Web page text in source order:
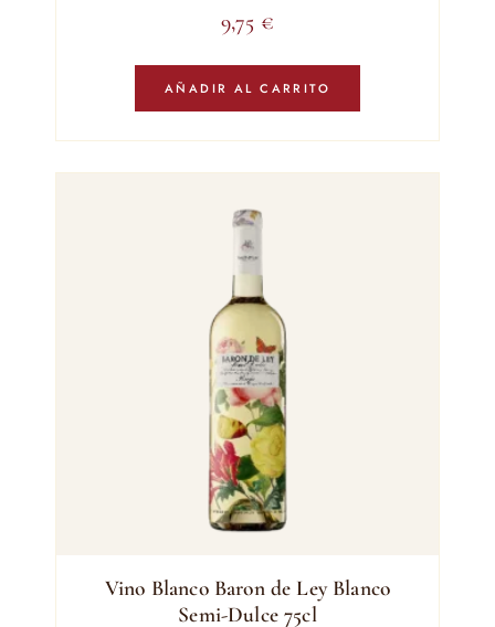
9,75 €
AÑADIR AL CARRITO
Vino Blanco Baron de Ley Blanco
Semi-Dulce 75cl